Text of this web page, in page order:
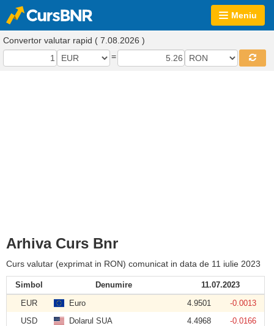
Meniu
Convertor valutar rapid ( 7.08.2026 )
=
Arhiva Curs Bnr
Curs valutar (exprimat in RON) comunicat in data de 11 iulie 2023
Simbol Denumire
11.07.2023
EUR
Euro 4.9501
-0.0013
USD
Dolarul SUA 4.4968
-0.0166